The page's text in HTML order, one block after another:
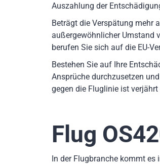
Auszahlung der
Beträgt die Verspätung mehr
außergewöhnlicher Umstand
berufen Sie sich auf die EU-
Bestehen Sie auf Ihre
Ansprüche durchzusetzen
gegen die Fluglinie ist
Flug
In der Flugbranche kommt es